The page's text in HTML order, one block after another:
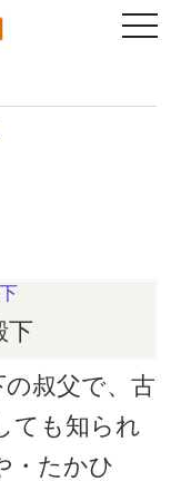
下
叔父で、古
ても知られ
・たかひ